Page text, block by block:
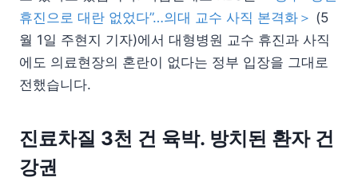
휴진으로 대란 없었다”…의대 교수 사직 본격화＞ (5
월 1일 주현지 기자)에서 대형병원 교수 휴진과 사직
에도 의료현장의 혼란이 없다는 정부 입장을 그대로
전했습니다.
진료차질 3천 건 육박. 방치된 환자 건
강권